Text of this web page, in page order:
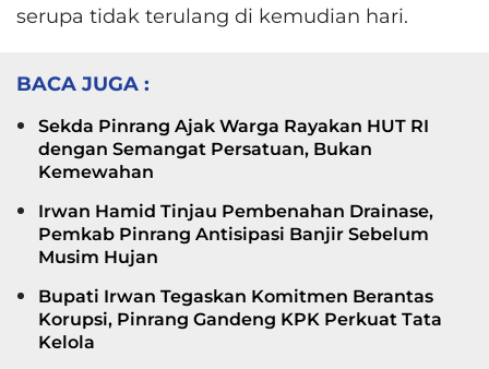
serupa tidak terulang di kemudian hari.
BACA JUGA :
Sekda Pinrang Ajak Warga Rayakan HUT RI
dengan Semangat Persatuan, Bukan
Kemewahan
Irwan Hamid Tinjau Pembenahan Drainase,
Pemkab Pinrang Antisipasi Banjir Sebelum
Musim Hujan
Bupati Irwan Tegaskan Komitmen Berantas
Korupsi, Pinrang Gandeng KPK Perkuat Tata
Kelola